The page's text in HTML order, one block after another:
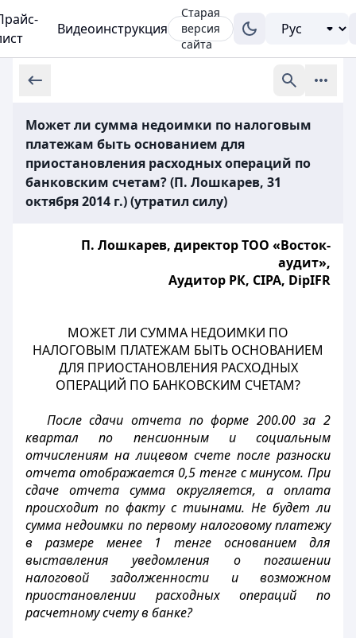
Видеоинструкция
Старая
версия
сайта
Может ли сумма недоимки по налоговым
платежам быть основанием для
приостановления расходных операций по
банковским счетам? (П. Лошкарев, 31
октября 2014 г.) (утратил силу)
П. Лошкарев, директор ТОО «Восток-
аудит»,
Аудитор РК, CIPA, DipIFR
МОЖЕТ ЛИ СУММА НЕДОИМКИ ПО
НАЛОГОВЫМ ПЛАТЕЖАМ БЫТЬ ОСНОВАНИЕМ
ДЛЯ ПРИОСТАНОВЛЕНИЯ РАСХОДНЫХ
ОПЕРАЦИЙ ПО БАНКОВСКИМ СЧЕТАМ?
После сдачи отчета по форме 200.00 за 2
квартал по пенсионным и социальным
отчислениям на лицевом счете после разноски
отчета отображается 0,5 тенге с минусом. При
сдаче отчета сумма округляется, а оплата
происходит по факту с тиынами. Не будет ли
сумма недоимки по первому налоговому платежу
в размере менее 1 тенге основанием для
выставления уведомления о погашении
налоговой задолженности и возможном
приостановлении расходных операций по
расчетному счету в банке?